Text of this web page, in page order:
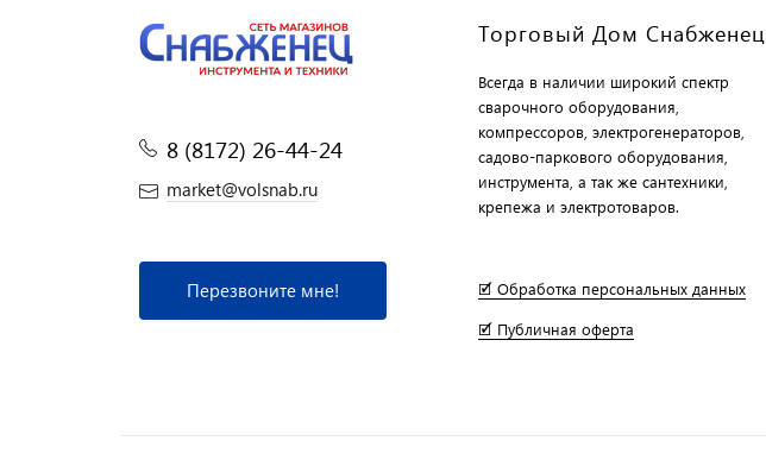
8 (8172) 26-44-24
market@volsnab.ru
Перезвоните мне!
Торговый Дом Снабженец
Всегда в наличии широкий спектр
сварочного оборудования,
компрессоров, электрогенераторов,
садово-паркового оборудования,
инструмента, а так же сантехники,
крепежа и электротоваров.
🗹 Обработка персональных данных
🗹 Публичная оферта